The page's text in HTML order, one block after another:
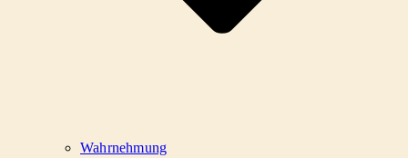
Wahrnehmung